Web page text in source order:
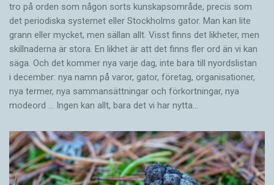
tro på orden som någon sorts kunskapsområde, precis som
det periodiska systemet eller Stockholms gator. Man kan lite
grann eller mycket, men sällan allt. Visst finns det likheter, men
skillnaderna är stora. En likhet är att det finns fler ord än vi kan
säga. Och det kommer nya varje dag, inte bara till nyordslistan
i december: nya namn på varor, gator, företag, organisationer,
nya termer, nya samman­sättningar och förkortningar, nya
modeord … Ingen kan allt, bara det vi har nytta…